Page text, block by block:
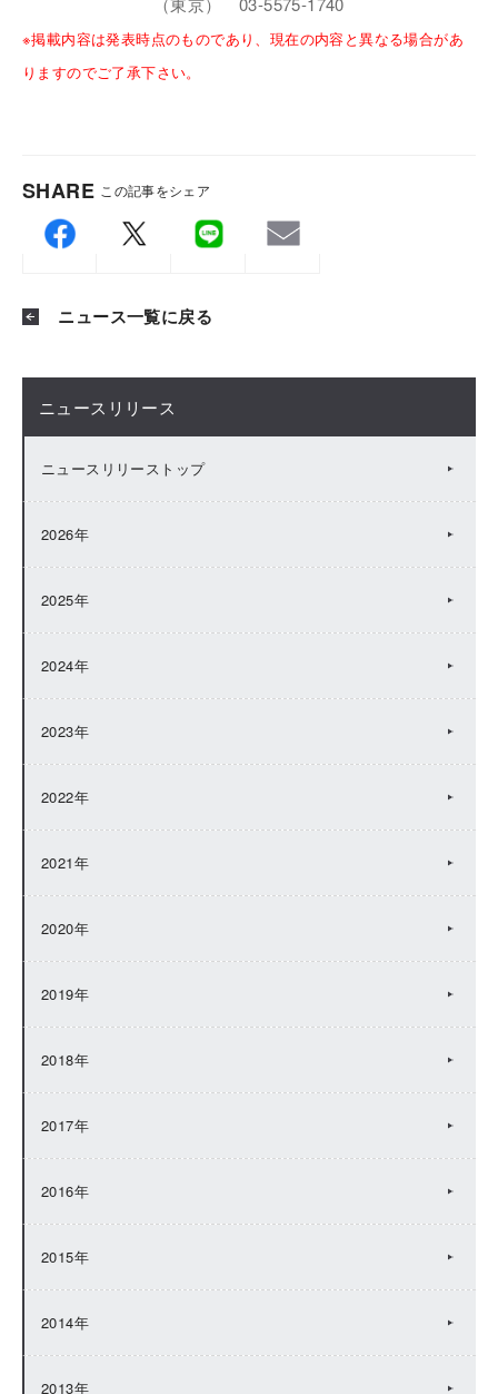
※掲載内容は発表時点のものであり、現在の内容と異なる場合があ
りますのでご了承下さい。
SHARE この記事をシェア
ニュース一覧に戻る
ニュースリリース
ニュースリリーストップ
2026年
2025年
2024年
2023年
2022年
2021年
2020年
2019年
2018年
2017年
2016年
2015年
2014年
2013年